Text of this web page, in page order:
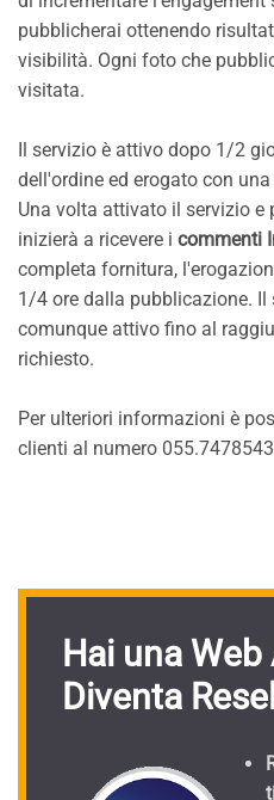
pubblicherai ottenendo
visibilità. Ogni foto che
visitata.
Il servizio è attivo dopo 1/2
dell'ordine ed erogato con
Una volta attivato il servizio
inizierà a ricevere i commenti
completa fornitura,
1/4 ore dalla pubblicazione. Il
comunque attivo fino al
richiesto.
Per ulteriori informazioni è
clienti al numero
Hai una
Diventa